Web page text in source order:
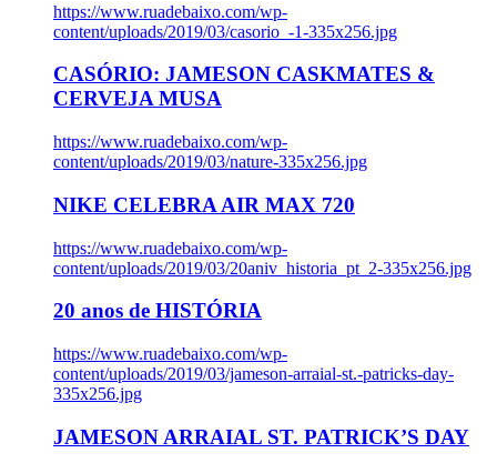
https://www.ruadebaixo.com/wp-
content/uploads/2019/03/casorio_-1-335x256.jpg
CASÓRIO: JAMESON CASKMATES &
CERVEJA MUSA
https://www.ruadebaixo.com/wp-
content/uploads/2019/03/nature-335x256.jpg
NIKE CELEBRA AIR MAX 720
https://www.ruadebaixo.com/wp-
content/uploads/2019/03/20aniv_historia_pt_2-335x256.jpg
20 anos de HISTÓRIA
https://www.ruadebaixo.com/wp-
content/uploads/2019/03/jameson-arraial-st.-patricks-day-
335x256.jpg
JAMESON ARRAIAL ST. PATRICK’S DAY